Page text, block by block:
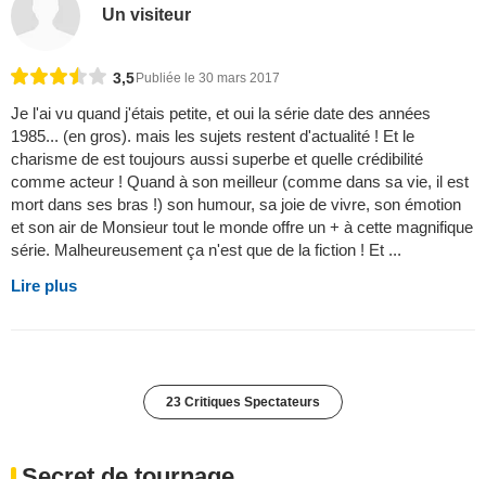
Un visiteur
3,5 Publiée le 30 mars 2017
Je l'ai vu quand j'étais petite, et oui la série date des années
1985... (en gros). mais les sujets restent d'actualité ! Et le
charisme de est toujours aussi superbe et quelle crédibilité
comme acteur ! Quand à son meilleur (comme dans sa vie, il est
mort dans ses bras !) son humour, sa joie de vivre, son émotion
et son air de Monsieur tout le monde offre un + à cette magnifique
série. Malheureusement ça n'est que de la fiction ! Et ...
Lire plus
23 Critiques Spectateurs